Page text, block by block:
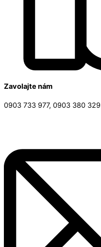
Zavolajte nám
0903 733 977, 0903 380 329